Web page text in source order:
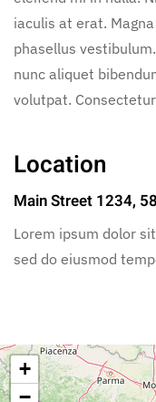
iaculis at erat.
phasellus
nunc aliquet
volutpat.
Location
Main Street 1234,
Lorem ipsum dolor
sed do eiusmod
+
−